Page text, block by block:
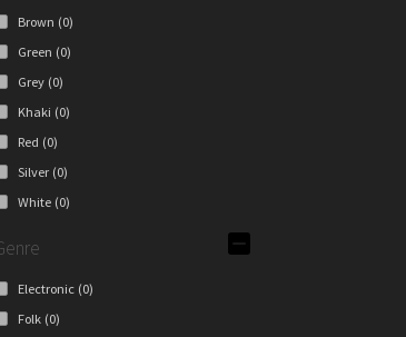
Brown (0)
Green (0)
Grey (0)
Khaki (0)
Red (0)
Silver (0)
White (0)
Electronic (0)
Folk (0)